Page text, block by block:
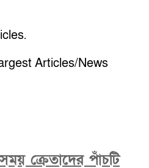
Articles/News
ক্রেতাদের পাঁচটি